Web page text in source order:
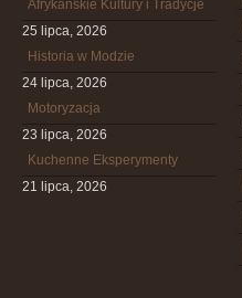
Afrykańskie Kultury i Tradycje
25 lipca, 2026
Historia w Modzie
24 lipca, 2026
Motoryzacja
23 lipca, 2026
Kuchenne Eksperymenty
21 lipca, 2026